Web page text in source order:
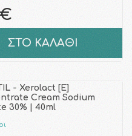
ΣΤΟ ΚΑΛΑΘΙ
- Xerolact [Ε]
Cream Sodium
30% | 40ml